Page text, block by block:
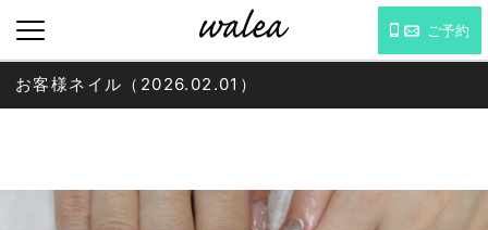
ご予約
お客様ネイル（2026.02.01）